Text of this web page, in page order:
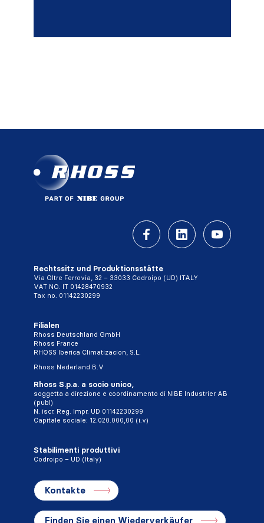
Rechtssitz und Produktionsstätte
Via Oltre Ferrovia, 32 – 33033 Codroipo (UD) ITALY
VAT NO. IT 01428470932
Tax no. 01142230299
Filialen
Rhoss Deutschland GmbH
Rhoss France
RHOSS Iberica Climatizacion, S.L.
Rhoss Nederland B.V
Rhoss S.p.a. a socio unico,
soggetta a direzione e coordinamento di NIBE Industrier AB
(publ)
N. iscr. Reg. Impr. UD 01142230299
Capitale sociale: 12.020.000,00 (i.v)
Stabilimenti produttivi
Codroipo – UD (Italy)
Kontakte
Finden Sie einen Wiederverkäufer